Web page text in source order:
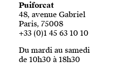
Puiforcat
48, avenue Gabriel
Paris, 75008
+33 (0)1 45 63 10 10
Du mardi au samedi
de 10h30 à 18h30